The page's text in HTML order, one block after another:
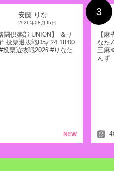
グインスタンプ」開催のお知らせ
ント2026 NEWスタンプ」開催のお知ら
ア募集 開催！今回のテーマは「馬」！
プレーデータ機能 ∇ 対応のお知らせ
グインスタンプ」開催のお知らせ
リ 12周年特設サイト公開！
募集 開催！今回のテーマは「NEW」
安藤 りな
2026年08月05日
闘倶楽部 UNION】 ＆り
投票選抜戦Day.24 18:00-
投票選抜戦2026 #りなた
NEW
3
【
なた
三麻
んず